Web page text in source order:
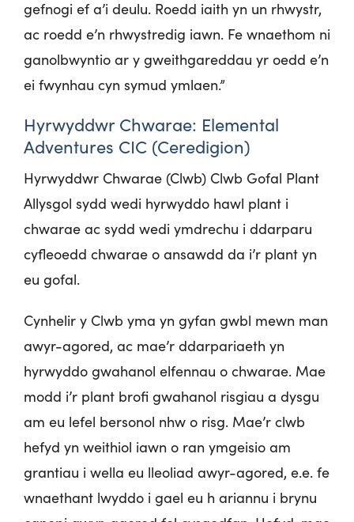
gefnogi ef a’i deulu. Roedd iaith yn un rhwystr,
ac roedd e’n rhwystredig iawn. Fe wnaethom ni
ganolbwyntio ar y gweithgareddau yr oedd e’n
ei fwynhau cyn symud ymlaen.”
Hyrwyddwr Chwarae: Elemental
Adventures CIC (Ceredigion)
Hyrwyddwr Chwarae (Clwb) Clwb Gofal Plant
Allysgol sydd wedi hyrwyddo hawl plant i
chwarae ac sydd wedi ymdrechu i ddarparu
cyfleoedd chwarae o ansawdd da i’r plant yn
eu gofal.
Cynhelir y Clwb yma yn gyfan gwbl mewn man
awyr-agored, ac mae’r ddarpariaeth yn
hyrwyddo gwahanol elfennau o chwarae. Mae
modd i’r plant brofi gwahanol risgiau a dysgu
am eu lefel bersonol nhw o risg. Mae’r clwb
hefyd yn weithiol iawn o ran ymgeisio am
grantiau i wella eu lleoliad awyr-agored, e.e. fe
wnaethant lwyddo i gael eu h ariannu i brynu